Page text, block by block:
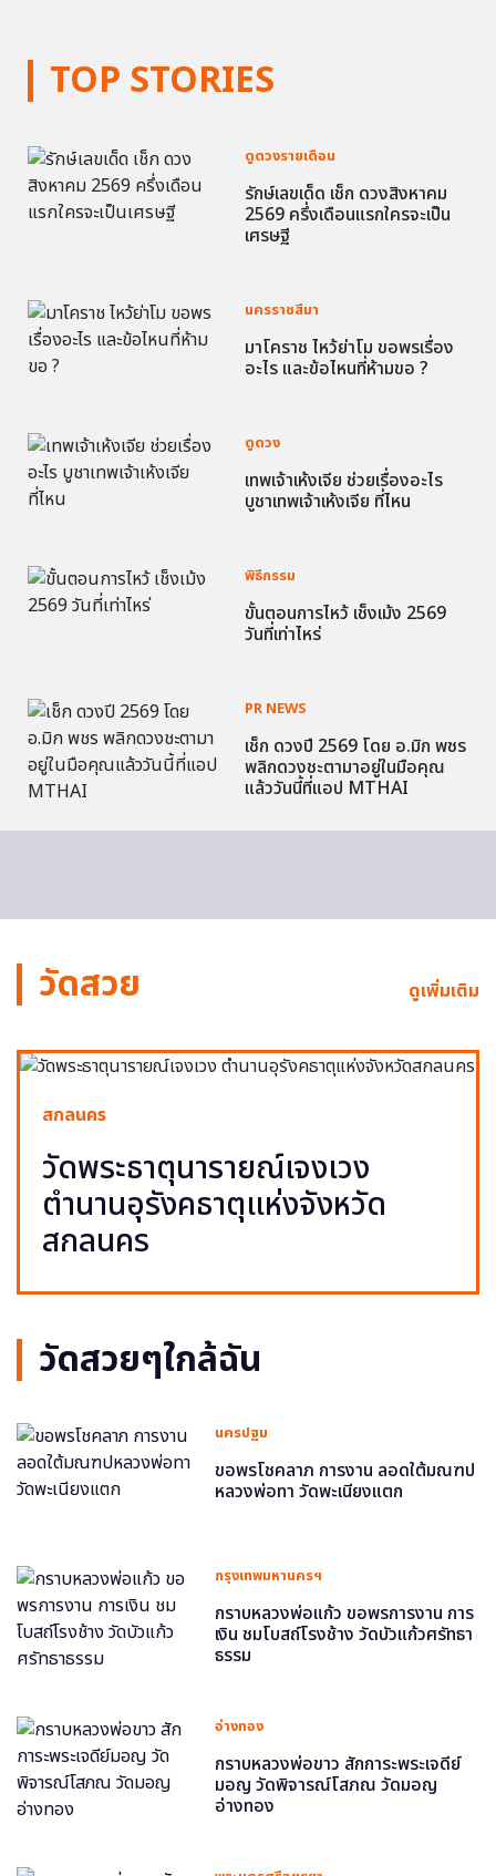
TOP STORIES
ดูดวงรายเดือน
รักษ์เลขเด็ด เช็ก ดวงสิงหาคม
2569 ครึ่งเดือนแรกใครจะเป็น
เศรษฐี
นครราชสีมา
มาโคราช ไหว้ย่าโม ขอพรเรื่อง
อะไร และข้อไหนที่ห้ามขอ ?
ดูดวง
เทพเจ้าเห้งเจีย ช่วยเรื่องอะไร
บูชาเทพเจ้าเห้งเจีย ที่ไหน
พิธีกรรม
ขั้นตอนการไหว้ เช็งเม้ง 2569
วันที่เท่าไหร่
PR NEWS
เช็ก ดวงปี 2569 โดย อ.มิก พชร
พลิกดวงชะตามาอยู่ในมือคุณ
แล้ววันนี้ที่แอป MTHAI
วัดสวย ดูเพิ่มเติม
สกลนคร
วัดพระธาตุนารายณ์เจงเวง
ตำนานอุรังคธาตุแห่งจังหวัด
สกลนคร
วัดสวยๆใกล้ฉัน
นครปฐม
ขอพรโชคลาภ การงาน ลอดใต้มณฑป
หลวงพ่อทา วัดพะเนียงแตก
กรุงเทพมหานครฯ
กราบหลวงพ่อแก้ว ขอพรการงาน การ
เงิน ชมโบสถ์โรงช้าง วัดบัวแก้วศรัทธา
ธรรม
อ่างทอง
กราบหลวงพ่อขาว สักการะพระเจดีย์
มอญ วัดพิจารณ์โสภณ วัดมอญ
อ่างทอง